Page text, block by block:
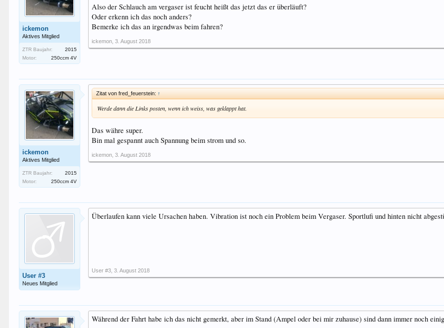
ickemon
Aktives Mitglied
ZTR Baujahr:
2015
Motor:
250ccm 4V
Also der Schlauch am vergaser ist feucht heißt das jetzt das er überläuft?
Oder erkenn ich das noch anders?
Bemerke ich das an irgendwas beim fahren?
ickemon 3. August 2018
ickemon
Aktives Mitglied
ZTR Baujahr:
2015
Motor:
250ccm 4V
Zitat von fred_feuerstein: ↑
Werde dann die Links posten, wenn ich weiss, was geklappt hat.
Das währe super.
Bin mal gespannt auch Spannung beim strom und so.
ickemon 3. August 2018
User #3
Neues Mitglied
Überlaufen kann viele Ursachen haben. Vibration ist noch ein Problem beim Vergaser. Sportlufi und hinten nicht
User #3 3. August 2018
Während der Fahrt habe ich das nicht gemerkt, aber im Stand (Ampel oder bei mir zuhause) sind dann immer noch